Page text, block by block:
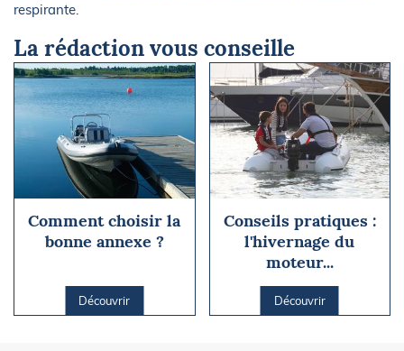
respirante.
La rédaction vous conseille
Comment choisir la
bonne annexe ?
Découvrir
Conseils pratiques :
l'hivernage du
moteur...
Découvrir